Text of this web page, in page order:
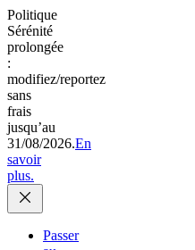
Politique
Sérénité
prolongée
:
modifiez/reportez
sans
frais
jusqu’au
31/08/2026.En
savoir
plus.
Passer